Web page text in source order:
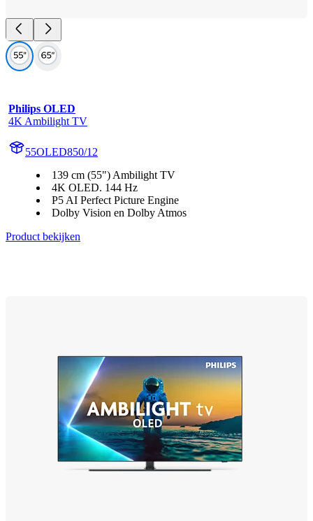
Philips OLED
4K Ambilight TV
55OLED850/12
139 cm (55") Ambilight TV
4K OLED. 144 Hz
P5 AI Perfect Picture Engine
Dolby Vision en Dolby Atmos
Product bekijken